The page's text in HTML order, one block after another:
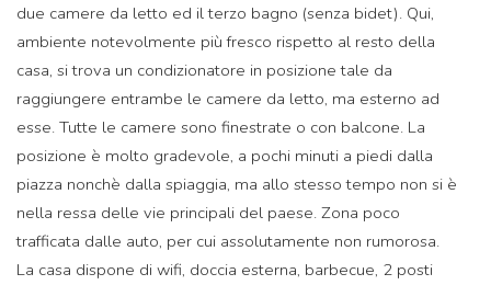
due camere da letto ed il terzo bagno (senza bidet). Qui,
ambiente notevolmente più fresco rispetto al resto della
casa, si trova un condizionatore in posizione tale da
raggiungere entrambe le camere da letto, ma esterno ad
esse. Tutte le camere sono finestrate o con balcone. La
posizione è molto gradevole, a pochi minuti a piedi dalla
piazza nonchè dalla spiaggia, ma allo stesso tempo non si è
nella ressa delle vie principali del paese. Zona poco
trafficata dalle auto, per cui assolutamente non rumorosa.
La casa dispone di wifi, doccia esterna, barbecue, 2 posti